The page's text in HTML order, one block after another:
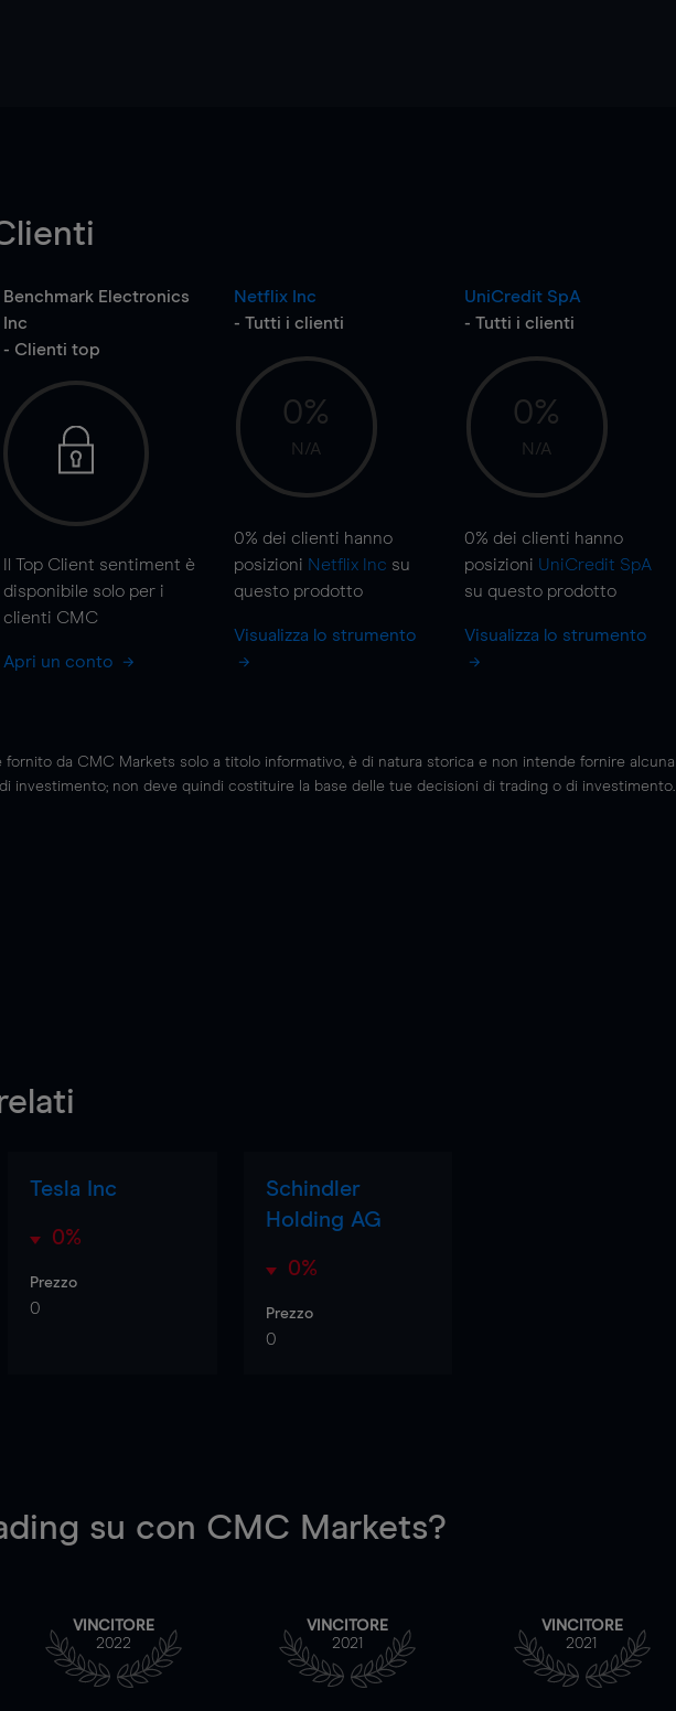
Benchmark Electronics
Inc
- Clienti top
Il Top Client sentiment è
disponibile solo per i
clienti CMC
Apri un conto
Netflix Inc
- Tutti i clienti
0%
N/A
0% dei clienti hanno
posizioni Netflix Inc su
questo prodotto
Visualizza lo strumento
UniCredit SpA
- Tutti i clienti
0%
N/A
0% dei clienti hanno
posizioni UniCredit SpA
su questo prodotto
Visualizza lo strumento
da CMC Markets solo a titolo informativo, è di natura storica e non intende fornire alcuna
investimento; non deve quindi costituire la base delle tue decisioni di trading o di investimento.
Tesla Inc
0%
Prezzo
0
Schindler
Holding AG
0%
Prezzo
0
su con CMC Markets?
VINCITORE
2022
VINCITORE
2021
VINCITORE
2021